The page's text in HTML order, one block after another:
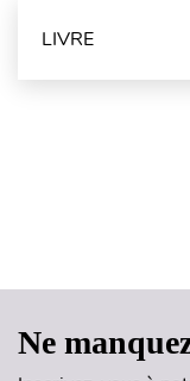
LIVRE
Ne